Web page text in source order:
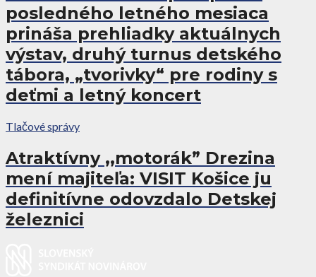
posledného letného mesiaca
prináša prehliadky aktuálnych
výstav, druhý turnus detského
tábora, „tvorivky“ pre rodiny s
deťmi a letný koncert
Tlačové správy
Atraktívny ,,motorák” Drezina
mení majiteľa: VISIT Košice ju
definitívne odovzdalo Detskej
železnici